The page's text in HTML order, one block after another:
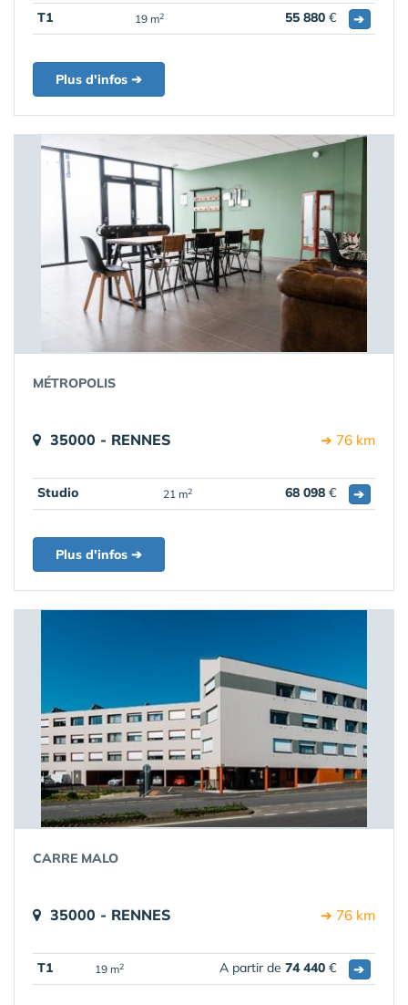
T1 19 m2 55 880 € ➔
Plus d'infos ➔
MÉTROPOLIS
35000 - RENNES ➔ 76 km
Studio 21 m2 68 098 € ➔
Plus d'infos ➔
CARRE MALO
35000 - RENNES ➔ 76 km
T1 19 m2 A partir de 74 440 € ➔